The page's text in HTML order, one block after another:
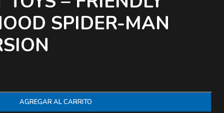
SPIDER-MAN
AGREGAR AL CARRITO